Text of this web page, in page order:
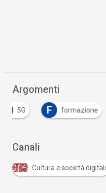
Argomenti
5G F formazione
Canali
Cultura e società digitali